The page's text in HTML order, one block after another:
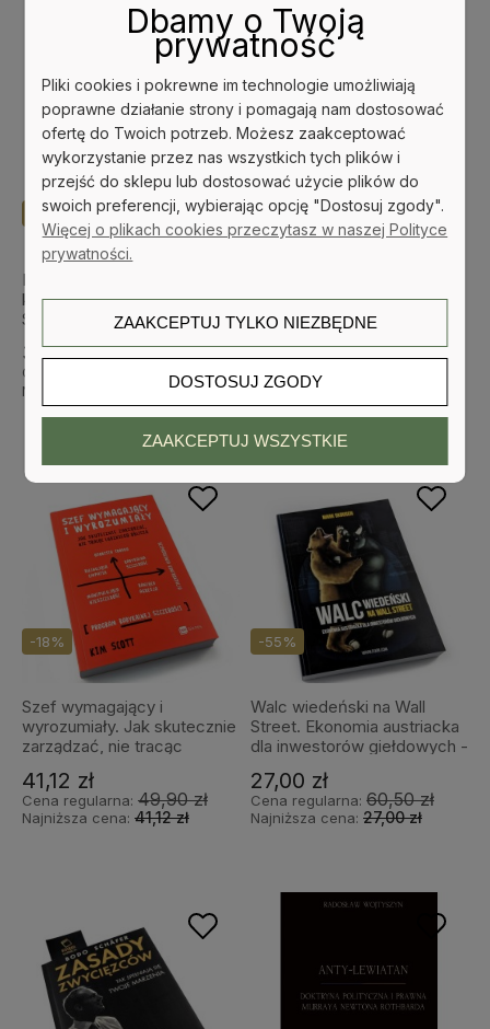
Pewnego razu w kawiarni na
końcu świata - John P.
Strelecky
31,05 zł
-31%
Cena regularna: 45,00 zł
Najniższa cena: 29,25 zł
Życiowego Sukcesu - Karol
Froń
41,11 zł
-30%
Cena regularna:
Najniższa cena:
Szef wymagający i
wyrozumiały. Jak skutecznie
zarządzać, nie tracąc
Scott
41,12 zł
-18%
Cena regularna: 49,90 zł
Najniższa cena: 41,12 zł
Walc wiedeński na Wall
Street. Ekonomia austriacka
dla inwestorów giełdowych -
27,00 zł
-55%
Cena regularna: 60,50 zł
Najniższa cena: 27,00 zł
Dbamy o Twoją
prywatność
Pliki cookies i pokrewne im technologie umożliwiają
poprawne działanie strony i pomagają nam dostosować
ofertę do Twoich potrzeb. Możesz zaakceptować
wykorzystanie przez nas wszystkich tych plików i
przejść do sklepu lub dostosować użycie plików do
swoich preferencji, wybierając opcję "Dostosuj zgody".
Więcej o plikach cookies przeczytasz w naszej Polityce
prywatności.
ZAAKCEPTUJ TYLKO NIEZBĘDNE
DOSTOSUJ ZGODY
ZAAKCEPTUJ WSZYSTKIE